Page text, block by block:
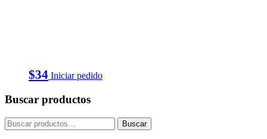
$34 Iniciar pedido
Buscar productos
Buscar
por:
Buscar